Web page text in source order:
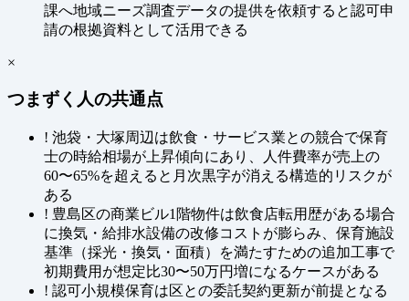
課へ地域ニーズ調査データの提供を依頼すると認可申
請の根拠資料として活用できる
×
つまずく人の共通点
! 池袋・大塚周辺は飲食・サービス業との競合で保育
士の時給相場が上昇傾向にあり、人件費率が売上の
60〜65%を超えると月次黒字が消える構造的リスクが
ある
! 豊島区の商業ビル1階物件は飲食店転用歴がある場合
に換気・給排水設備の改修コストが膨らみ、保育施設
基準（採光・換気・面積）を満たすための追加工事で
初期費用が想定比30〜50万円増になるケースがある
! 認可小規模保育は区との委託契約更新が前提となる